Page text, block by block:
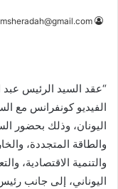
“عقد السيد الرئيس عبد
الفيديو كونفرانس مع
اليونان، وذلك بحضور
والطاقة المتجددة،
والتنمية الاقتصادية،
اليوناني، إلى جانب